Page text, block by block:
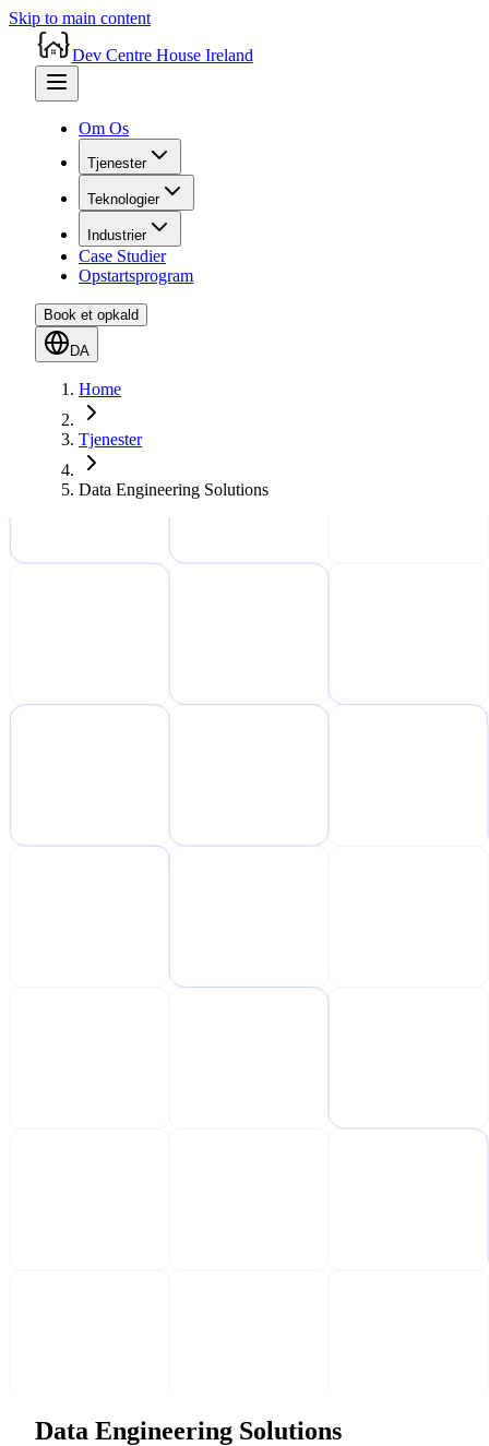
Skip to main content
Dev Centre House Ireland
Om Os
Tjenester
Teknologier
Industrier
Case Studier
Opstartsprogram
Book et opkald
DA
Home
Tjenester
Data Engineering Solutions
Data Engineering Solutions